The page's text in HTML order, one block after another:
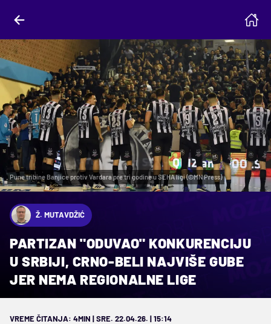
Pune tribine Banjice protiv Vardara pre tri godine u SEHA ligi (©MN Press)
Ž. MUTAVDŽIĆ
PARTIZAN "ODUVAO" KONKURENCIJU
U SRBIJI, CRNO-BELI NAJVIŠE GUBE
JER NEMA REGIONALNE LIGE
VREME ČITANJA: 4MIN | SRE. 22.04.26. | 15:14